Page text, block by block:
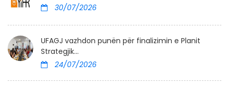
30/07/2026
UFAGJ vazhdon punën për finalizimin e Planit
Strategjik...
24/07/2026